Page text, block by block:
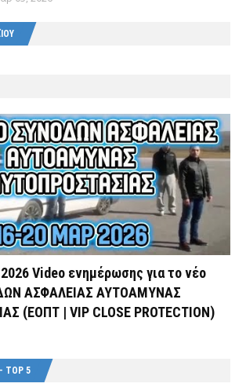
Video ενημέρωσης για το νέο
ΑΣΦΑΛΕΙΑΣ ΑΥΤΟΑΜΥΝΑΣ
(ΕΟΠΤ | VIP CLOSE PROTECTION)
5